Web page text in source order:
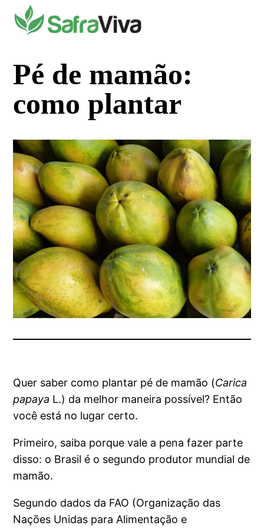
para
Pé de mamão:
como plantar
Quer saber como plantar pé de mamão (Carica
papaya L.) da melhor maneira possível? Então
você está no lugar certo.
Primeiro, saiba porque vale a pena fazer parte
disso: o Brasil é o segundo produtor mundial de
mamão.
Segundo dados da FAO (Organização das
Nações Unidas para Alimentação e